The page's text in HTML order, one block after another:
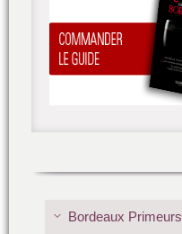
Bordeaux Primeurs